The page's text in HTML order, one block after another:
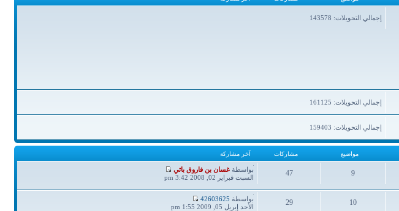
إجمالي التحويلات: 143578
إجمالي التحويلات: 161125
إجمالي التحويلات: 159403
مواضيع مشاركات آخر مشاركة
9
مواضيع
47
مشاركات
آخر
مشاركة
بواسطة غسان بن فاروق باتي
السبت فبراير 02, 2008 3:42 pm
10
29
آخر
مشاركة
بواسطة 42603625
الأحد إبريل 05, 2009 1:55 pm